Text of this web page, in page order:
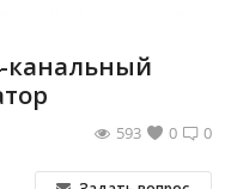
канальный
0
0
593